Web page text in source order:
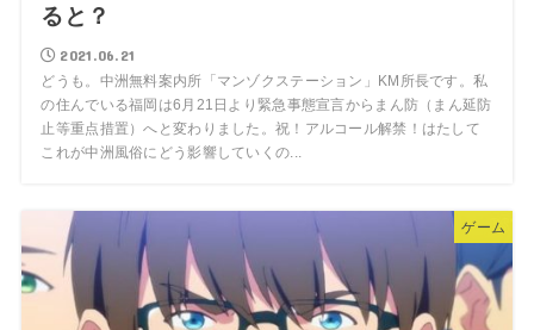
ると？
2021.06.21
どうも。中洲無料案内所「マンゾクステーション」KM所長です。私
の住んでいる福岡は6月21日より緊急事態宣言からまん防（まん延防
止等重点措置）へと変わりました。祝！アルコール解禁！はたして
これが中洲風俗にどう影響していくの...
ゲーム